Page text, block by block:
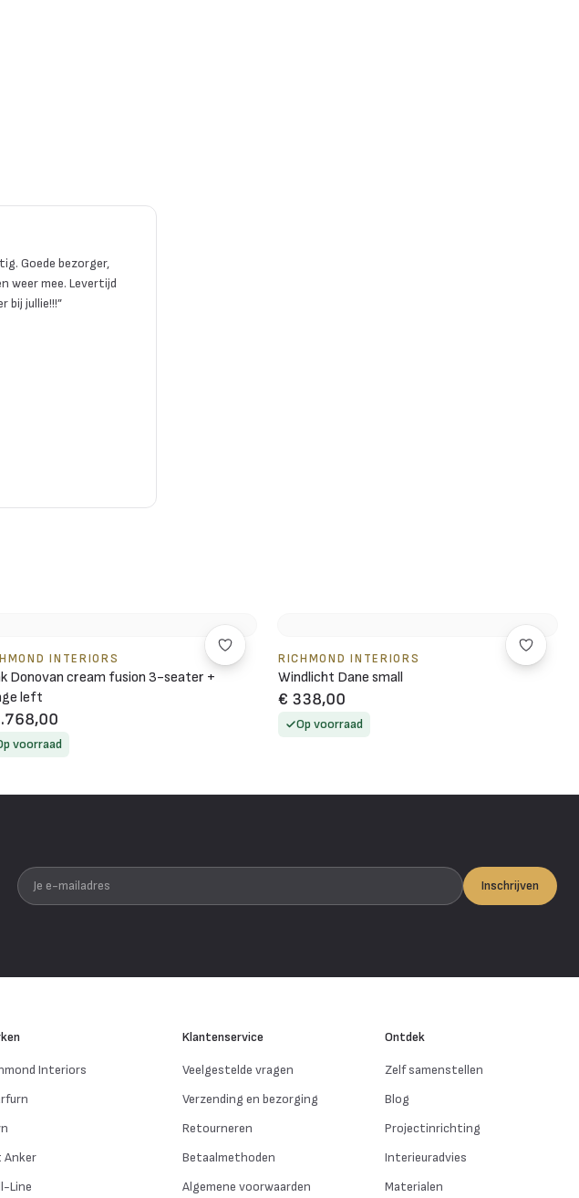
Goede bezorger,
weer mee. Levertijd
bij jullie!!!”
INTERIORS
Donovan cream fusion 3-seater +
left
voorraad
RICHMOND INTERIORS
Windlicht Dane small
€ 338,00
Op voorraad
Je e-mailadres
Inschrijven
Interiors
Anker
Line
Klantenservice
Veelgestelde vragen
Verzending en bezorging
Retourneren
Betaalmethoden
Algemene voorwaarden
Ontdek
Zelf samenstellen
Blog
Projectinrichting
Interieuradvies
Materialen